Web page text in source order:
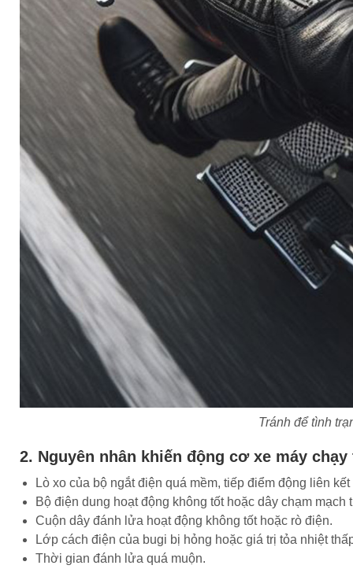
Tránh để tình
2. Nguyên nhân khiến động cơ xe máy
Lò xo của bộ ngắt điện quá mềm, tiếp điểm động liên
Bộ điện dung hoạt động không tốt hoặc dây chạm mạch
Cuộn dây đánh lửa hoạt động không tốt hoặc rò điện.
Lớp cách điện của bugi bị hỏng hoặc giá trị tỏa nhiệt
Thời gian đánh lửa quá muộn.